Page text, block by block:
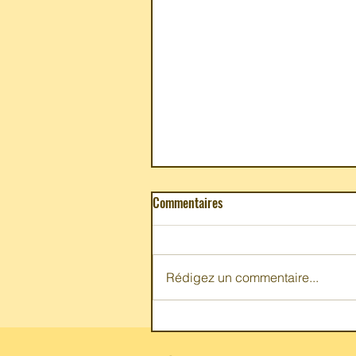
Commentaires
Rédigez un commentaire...